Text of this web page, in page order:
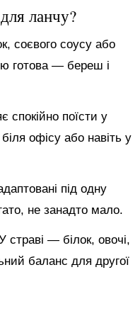
ланчу?
соєвого соусу або
готова — береш і
спокійно поїсти у
офісу або навіть у
під одну
не занадто мало.
страві — білок, овочі,
баланс для другої